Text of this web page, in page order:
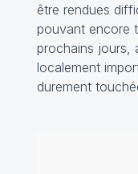
être rendues
pouvant encore
prochains jours,
localement
durement